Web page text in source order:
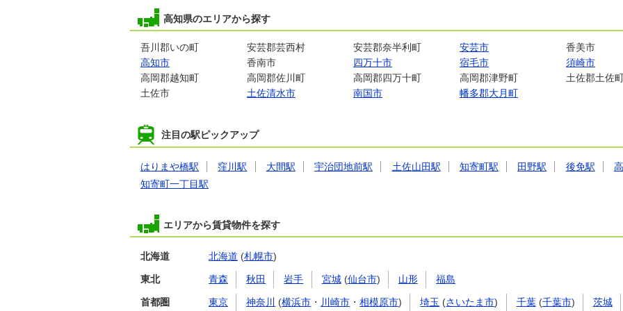
高知県のエリアから探す
吾川郡いの町 安芸郡芸西村 安芸郡奈半利町 安芸市
香美市
高知市
香南市 四万十市 宿毛市
須崎市
高岡郡越知町
高岡郡佐川町 高岡郡四万十町 高岡郡津野町
土佐郡土佐
土佐市
土佐清水市 南国市 幡多郡大月町
注目の駅ピックアップ
はりまや橋駅 窪川駅 大間駅 宇治団地前駅 土佐山田駅 知寄町駅 田野駅 後免駅
知寄町一丁目駅
エリアから賃貸物件を探す
北海道 北海道 (札幌市)
東北 青森 秋田 岩手 宮城(仙台市) 山形 福島
首都圏 東京 神奈川 (横浜市 ・ 川崎市 ・相模原市) 埼玉 (さいたま市) 千葉(千葉市) 茨城